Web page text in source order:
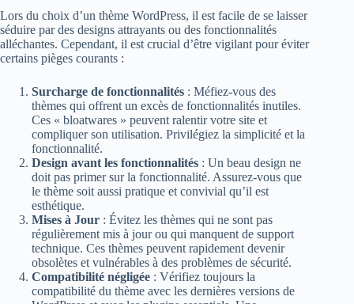
Lors du choix d’un thème WordPress, il est facile de se laisser
séduire par des designs attrayants ou des fonctionnalités
alléchantes. Cependant, il est crucial d’être vigilant pour éviter
certains pièges courants :
Surcharge de fonctionnalités : Méfiez-vous des
thèmes qui offrent un excès de fonctionnalités inutiles.
Ces « bloatwares » peuvent ralentir votre site et
compliquer son utilisation. Privilégiez la simplicité et la
fonctionnalité.
Design avant les fonctionnalités : Un beau design ne
doit pas primer sur la fonctionnalité. Assurez-vous que
le thème soit aussi pratique et convivial qu’il est
esthétique.
Mises à Jour : Évitez les thèmes qui ne sont pas
régulièrement mis à jour ou qui manquent de support
technique. Ces thèmes peuvent rapidement devenir
obsolètes et vulnérables à des problèmes de sécurité.
Compatibilité négligée : Vérifiez toujours la
compatibilité du thème avec les dernières versions de